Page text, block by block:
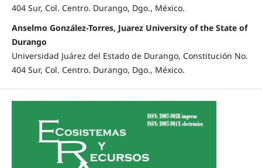
404 Sur, Col. Centro. Durango, Dgo., México.
Anselmo González-Torres, Juarez University of the State of
Durango
Universidad Juárez del Estado de Durango, Constitución No.
404 Sur, Col. Centro. Durango, Dgo., México.